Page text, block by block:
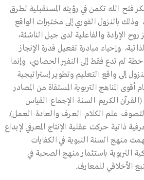
فتح الله تكمن في رؤيته المستقبلية لطرق
وذلك بالنزول الفوري إلى مختبرات الواقع
الإرادة والفاعلية لدى جيل الناشئة،
وإحياء مبادرة تفعيل قدرة الإنجاز
لم تدع فقط إلى النفير الحضاري، وإنما
إلى واقع التعليم وتطوير إستراتيجية
أقوى المناهج التربوية المستقاة من المصادر
(القرآن الكريم-السنة-الإجماع-القياس-
علم الكلام-العرف والعادة-العمل).
ذاتية حركت عقلية الإنتاج المعرفي لإبداع
منهج السنة النبوية في الكفايات
التربوية باستثمار منهج الصحبة في
الأخلاقي للمعارف.